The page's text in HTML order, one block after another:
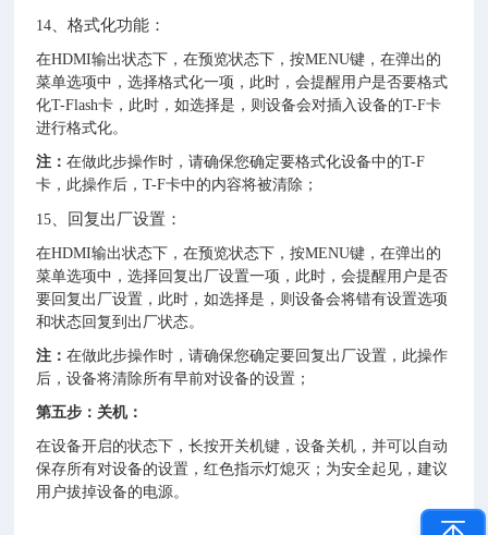
14 、格式化功能：
在HDMI输出状态下，在预览状态下，按MENU键，在弹出的
菜单选项中，选择格式化一项，此时，会提醒用户是否要格式
化T-Flash卡，此时，如选择是，则设备会对插入设备的T-F卡
进行格式化。
注：在做此步操作时，请确保您确定要格式化设备中的T-F
卡，此操作后，T-F卡中的内容将被清除；
15 、回复出厂设置：
在HDMI输出状态下，在预览状态下，按MENU键，在弹出的
菜单选项中，选择回复出厂设置一项，此时，会提醒用户是否
要回复出厂设置，此时，如选择是，则设备会将错有设置选项
和状态回复到出厂状态。
注：在做此步操作时，请确保您确定要回复出厂设置，此操作
后，设备将清除所有早前对设备的设置；
第五步：关机：
在设备开启的状态下，长按开关机键，设备关机，并可以自动
保存所有对设备的设置，红色指示灯熄灭；为安全起见，建议
用户拔掉设备的电源。